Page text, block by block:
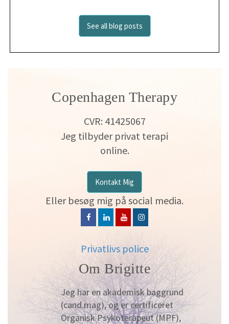
See all blog posts
Copenhagen Therapy
CVR: 41425067
Jeg tilbyder privat terapi
online.
Kontakt Mig
Eller besøg mig på social media.
Privatlivs police
Om Brigitte
Jeg har en akademisk baggrund
(cand.mag), og er certificeret
Organisk Psykoterapeut (MPF),